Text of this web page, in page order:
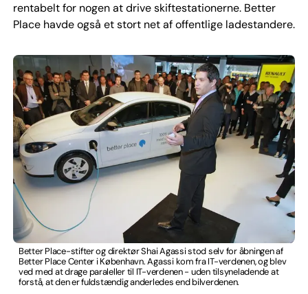
rentabelt for nogen at drive skiftestationerne. Better
Place havde også et stort net af offentlige ladestandere.
Better Place-stifter og direktør Shai Agassi stod selv for åbningen af
Better Place Center i København. Agassi kom fra IT-verdenen, og blev
ved med at drage paraleller til IT-verdenen - uden tilsyneladende at
forstå, at den er fuldstændig anderledes end bilverdenen.